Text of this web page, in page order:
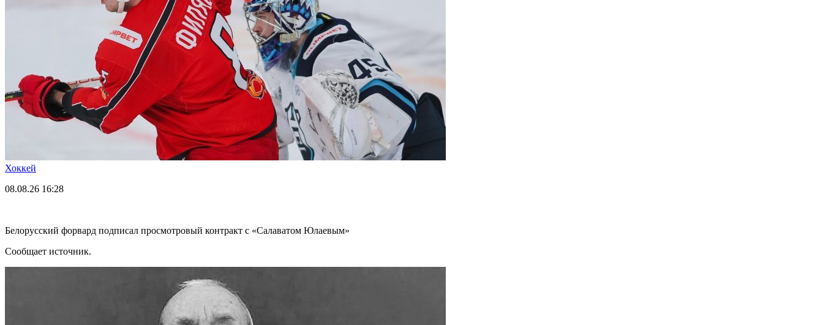
Хоккей
08.08.26 16:28
Белорусский форвард подписал просмотровый контракт с «Салаватом Юлаевым»
Сообщает источник.